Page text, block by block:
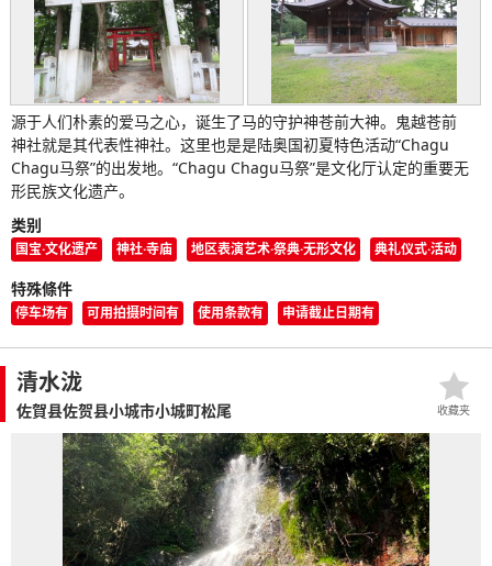
源于人们朴素的爱马之心，诞生了马的守护神苍前大神。鬼越苍前
神社就是其代表性神社。这里也是是陆奥国初夏特色活动“Chagu
Chagu马祭”的出发地。“Chagu Chagu马祭”是文化厅认定的重要无
形民族文化遗产。
类别
国宝·文化遗产 神社·寺庙 地区表演艺术·祭典·无形文化 典礼仪式·活动
特殊條件
停车场有 可用拍摄时间有 使用条款有 申请截止日期有
清水泷
佐賀县佐贺县小城市小城町松尾 收藏夹